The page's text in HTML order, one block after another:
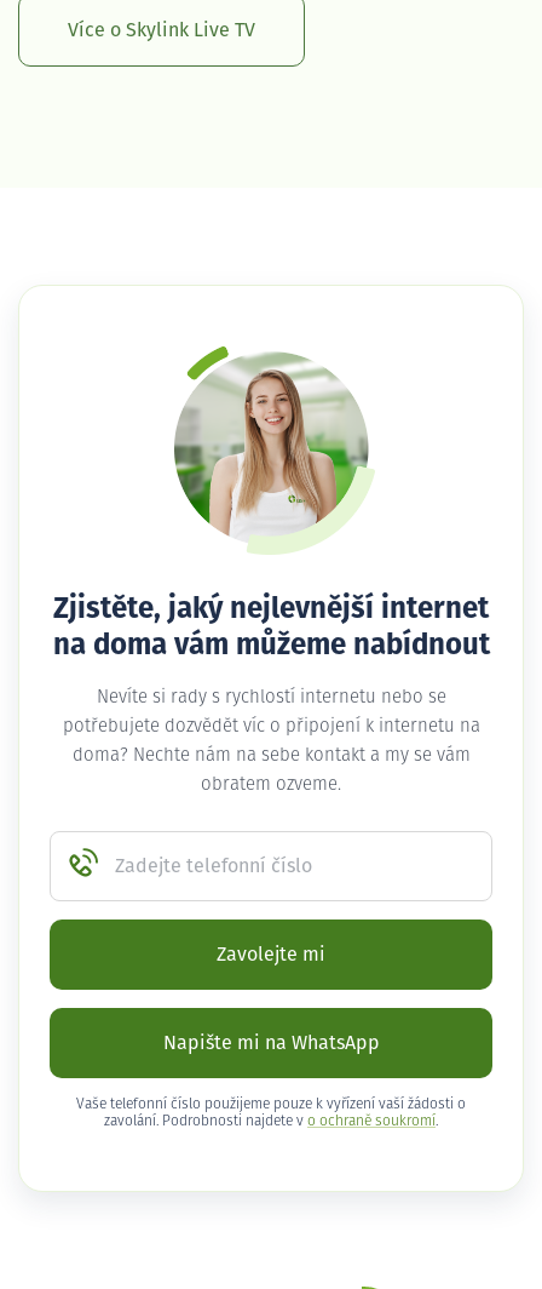
Více o Skylink Live TV
Zjistěte, jaký nejlevnější internet
na doma vám můžeme nabídnout
Nevíte si rady s rychlostí internetu nebo se
potřebujete dozvědět víc o připojení k internetu na
doma? Nechte nám na sebe kontakt a my se vám
obratem ozveme.
Zadejte telefonní číslo
Zavolejte mi
Napište mi na WhatsApp
Vaše telefonní číslo použijeme pouze k vyřízení vaší žádosti o
zavolání. Podrobnosti najdete v o ochraně soukromí .